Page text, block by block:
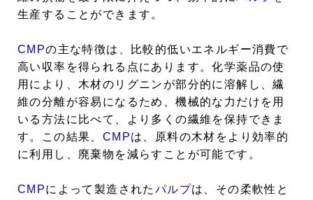
生産することができます。
CMPの主な特徴は、比較的低いエネルギー消費で
高い収率を得られる点にあります。化学薬品の使
用により、木材のリグニンが部分的に溶解し、繊
維の分離が容易になるため、機械的な力だけを用
いる方法に比べて、より多くの繊維を保持できま
す。この結果、 CMPは、原料の木材をより効率的
に利用し、廃棄物を減らすことが可能です。
CMPによって製造された パルプは、その柔軟性と